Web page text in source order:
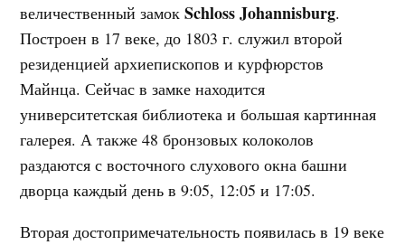
величественный замокSchloss Johannisburg.
Построен в 17 веке, до 1803 г. служил второй
резиденцией архиепископов и курфюрстов
Майнца. Сейчас в замке находится
университетская библиотека и большая картинная
галерея. А также 48 бронзовых колоколов
раздаются с восточного слухового окна башни
дворца каждый день в 9:05, 12:05 и 17:05.
Вторая достопримечательность появилась в 19 веке